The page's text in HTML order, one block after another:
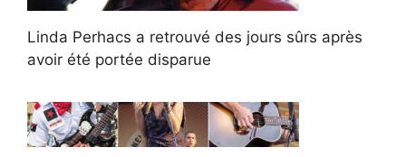
Linda Perhacs a retrouvé des jours sûrs après
avoir été portée disparue